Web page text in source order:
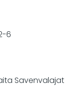
6
Savenvalajat